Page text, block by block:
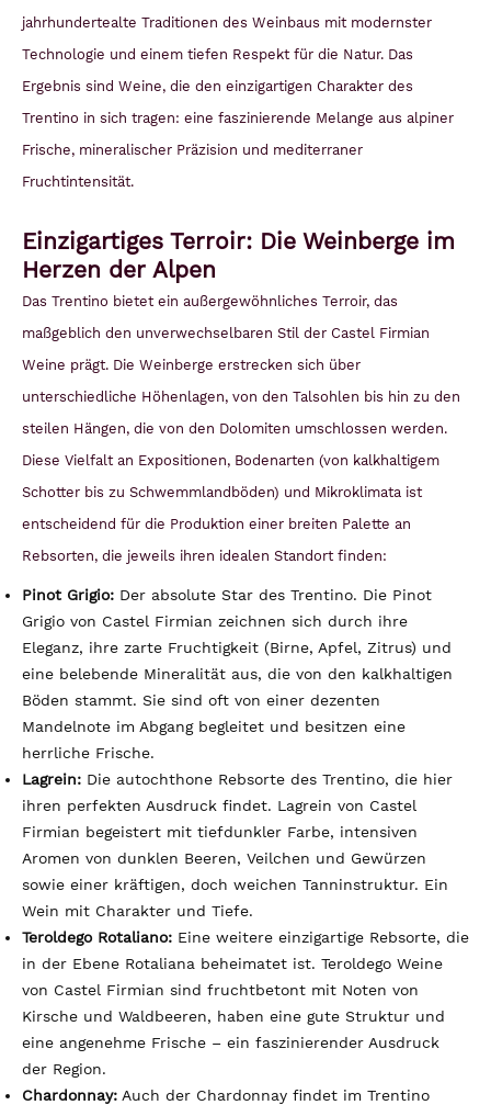
jahrhundertealte Traditionen des Weinbaus mit modernster
Technologie und einem tiefen Respekt für die Natur. Das
Ergebnis sind Weine, die den einzigartigen Charakter des
Trentino in sich tragen: eine faszinierende Melange aus alpiner
Frische, mineralischer Präzision und mediterraner
Fruchtintensität.
Einzigartiges Terroir: Die Weinberge im
Herzen der Alpen
Das Trentino bietet ein außergewöhnliches Terroir, das
maßgeblich den unverwechselbaren Stil der Castel Firmian
Weine prägt. Die Weinberge erstrecken sich über
unterschiedliche Höhenlagen, von den Talsohlen bis hin zu den
steilen Hängen, die von den Dolomiten umschlossen werden.
Diese Vielfalt an Expositionen, Bodenarten (von kalkhaltigem
Schotter bis zu Schwemmlandböden) und Mikroklimata ist
entscheidend für die Produktion einer breiten Palette an
Rebsorten, die jeweils ihren idealen Standort finden:
Pinot Grigio: Der absolute Star des Trentino. Die Pinot
Grigio von Castel Firmian zeichnen sich durch ihre
Eleganz, ihre zarte Fruchtigkeit (Birne, Apfel, Zitrus) und
eine belebende Mineralität aus, die von den kalkhaltigen
Böden stammt. Sie sind oft von einer dezenten
Mandelnote im Abgang begleitet und besitzen eine
herrliche Frische.
Lagrein: Die autochthone Rebsorte des Trentino, die hier
ihren perfekten Ausdruck findet. Lagrein von Castel
Firmian begeistert mit tiefdunkler Farbe, intensiven
Aromen von dunklen Beeren, Veilchen und Gewürzen
sowie einer kräftigen, doch weichen Tanninstruktur. Ein
Wein mit Charakter und Tiefe.
Teroldego Rotaliano: Eine weitere einzigartige Rebsorte, die
in der Ebene Rotaliana beheimatet ist. Teroldego Weine
von Castel Firmian sind fruchtbetont mit Noten von
Kirsche und Waldbeeren, haben eine gute Struktur und
eine angenehme Frische – ein faszinierender Ausdruck
der Region.
Chardonnay: Auch der Chardonnay findet im Trentino